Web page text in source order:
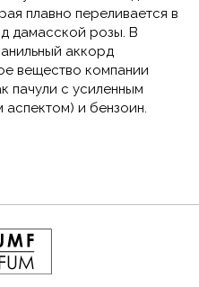
плавно переливается в
дамасской розы. В
аккорд
вещество компании
пачули с усиленным
и бензоин.